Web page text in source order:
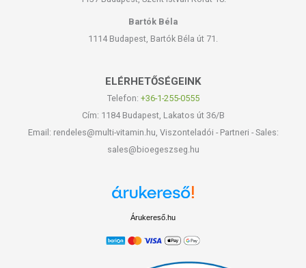
Bartók Béla
1114 Budapest, Bartók Béla út 71.
ELÉRHETŐSÉGEINK
Telefon: +36-1-255-0555
Cím: 1184 Budapest, Lakatos út 36/B
Email: rendeles@multi-vitamin.hu, Viszonteladói - Partneri - Sales:
sales@bioegeszseg.hu
Árukereső.hu